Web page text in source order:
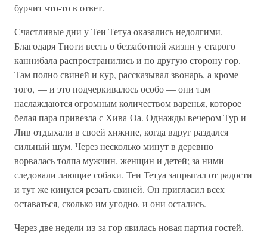
бурчит что-то в ответ.
Счастливые дни у Теи Тетуа оказались недолгими.
Благодаря Тиоти весть о беззаботной жизни у старого
каннибала распространились и по другую сторону гор.
Там полно свиней и кур, рассказывал звонарь, а кроме
того, — и это подчеркивалось особо — они там
наслаждаются огромным количеством варенья, которое
белая пара привезла с Хива-Оа. Однажды вечером Тур и
Лив отдыхали в своей хижине, когда вдруг раздался
сильный шум. Через несколько минут в деревню
ворвалась толпа мужчин, женщин и детей; за ними
следовали лающие собаки. Теи Тетуа запрыгал от радости
и тут же кинулся резать свиней. Он пригласил всех
оставаться, сколько им угодно, и они остались.
Через две недели из-за гор явилась новая партия гостей.